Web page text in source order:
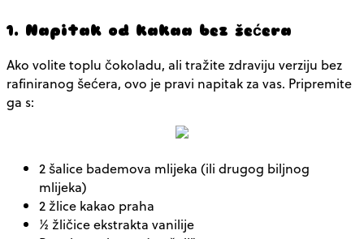
1. Napitak od kakaa bez šećera
Ako volite toplu čokoladu, ali tražite zdraviju verziju bez
rafiniranog šećera, ovo je pravi napitak za vas. Pripremite
ga s:
2 šalice bademova mlijeka (ili drugog biljnog
mlijeka)
2 žlice kakao praha
½ žličice ekstrakta vanilije